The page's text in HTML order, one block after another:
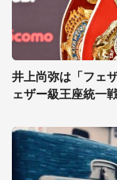
井上尚弥は「フェ
ェザー級王座統一